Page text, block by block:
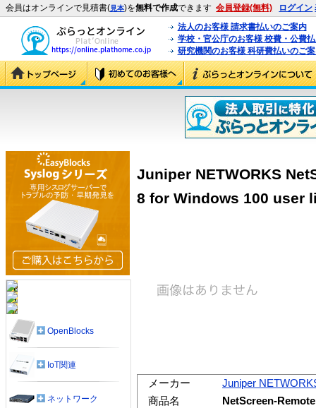
会員はオンラインで見積書(見本)を無料で作成できます 会員登録(無料) ログイン
法人のお客様 請求書払いのご案内
学校・官公庁のお客様 校費・公費
研究機関のお客様 科研費払いのご
Juniper NETWORKS
8 for Windows 100 user
メーカー
Juniper
商品名
NetScreen-
OpenBlocks
IoT関連
ネットワーク